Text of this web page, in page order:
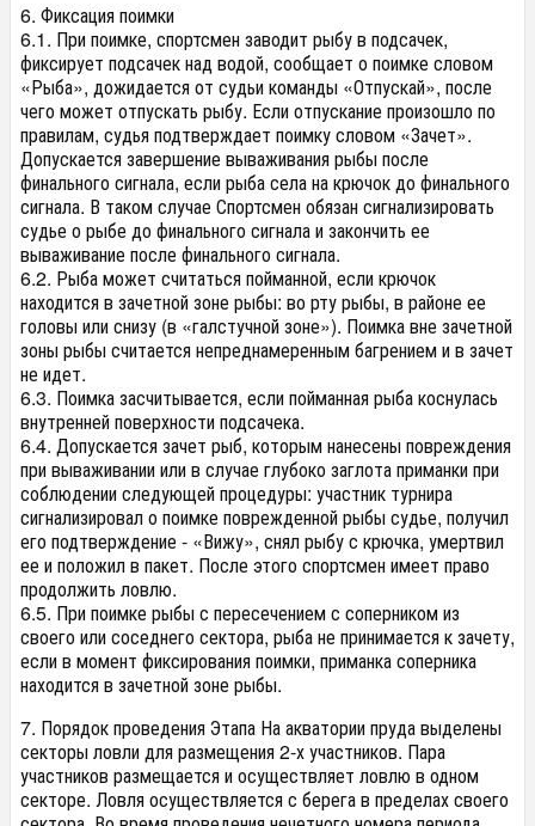
6. Фиксация поимки
6.1. При поимке, спортсмен заводит рыбу в подсачек,
фиксирует подсачек над водой, сообщает о поимке словом
«Рыба», дожидается от судьи команды «Отпускай», после
чего может отпускать рыбу. Если отпускание произошло по
правилам, судья подтверждает поимку словом «Зачет».
Допускается завершение вываживания рыбы после
финального сигнала, если рыба села на крючок до финального
сигнала. В таком случае Спортсмен обязан сигнализировать
судье о рыбе до финального сигнала и закончить ее
вываживание после финального сигнала.
6.2. Рыба может считаться пойманной, если крючок
находится в зачетной зоне рыбы: во рту рыбы, в районе ее
головы или снизу (в «галстучной зоне»). Поимка вне зачетной
зоны рыбы считается непреднамеренным багрением и в зачет
не идет.
6.3. Поимка засчитывается, если пойманная рыба коснулась
внутренней поверхности подсачека.
6.4. Допускается зачет рыб, которым нанесены повреждения
при вываживании или в случае глубоко заглота приманки при
соблюдении следующей процедуры: участник турнира
сигнализировал о поимке поврежденной рыбы судье, получил
его подтверждение - «Вижу», снял рыбу с крючка, умертвил
ее и положил в пакет. После этого спортсмен имеет право
продолжить ловлю.
6.5. При поимке рыбы с пересечением с соперником из
своего или соседнего сектора, рыба не принимается к зачету,
если в момент фиксирования поимки, приманка соперника
находится в зачетной зоне рыбы.
7. Порядок проведения Этапа На акватории пруда выделены
секторы ловли для размещения 2-х участников. Пара
участников размещается и осуществляет ловлю в одном
секторе. Ловля осуществляется с берега в пределах своего